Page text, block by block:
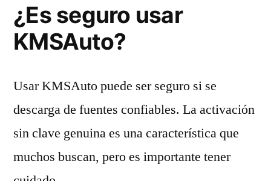
¿Es seguro usar
KMSAuto?
Usar KMSAuto puede ser seguro si se
descarga de fuentes confiables. La activación
sin clave genuina es una característica que
muchos buscan, pero es importante tener